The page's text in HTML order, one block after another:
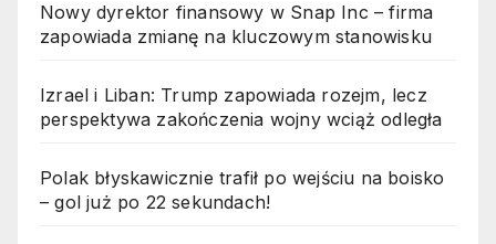
Nowy dyrektor finansowy w Snap Inc – firma
zapowiada zmianę na kluczowym stanowisku
Izrael i Liban: Trump zapowiada rozejm, lecz
perspektywa zakończenia wojny wciąż odległa
Polak błyskawicznie trafił po wejściu na boisko
– gol już po 22 sekundach!